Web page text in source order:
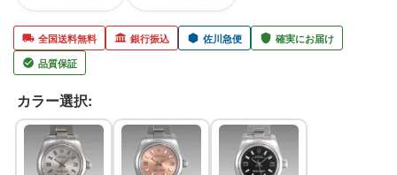
全国送料無料 銀行振込 佐川急便
確実にお届け
品質保証
カラー選択: